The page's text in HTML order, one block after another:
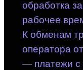
обработка
рабочее
К обменам
оператора
— платежи с